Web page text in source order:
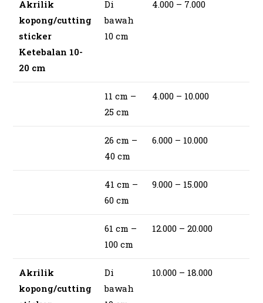
Akrilik
kopong/cutting
sticker
Ketebalan 10-
20 cm
Di
bawah
10 cm
4.000 – 7.000
11 cm –
25 cm
4.000 – 10.000
26 cm –
40 cm
6.000 – 10.000
41 cm –
60 cm
9.000 – 15.000
61 cm –
100 cm
12.000 – 20.000
Akrilik
kopong/cutting
Di
bawah
10.000 – 18.000